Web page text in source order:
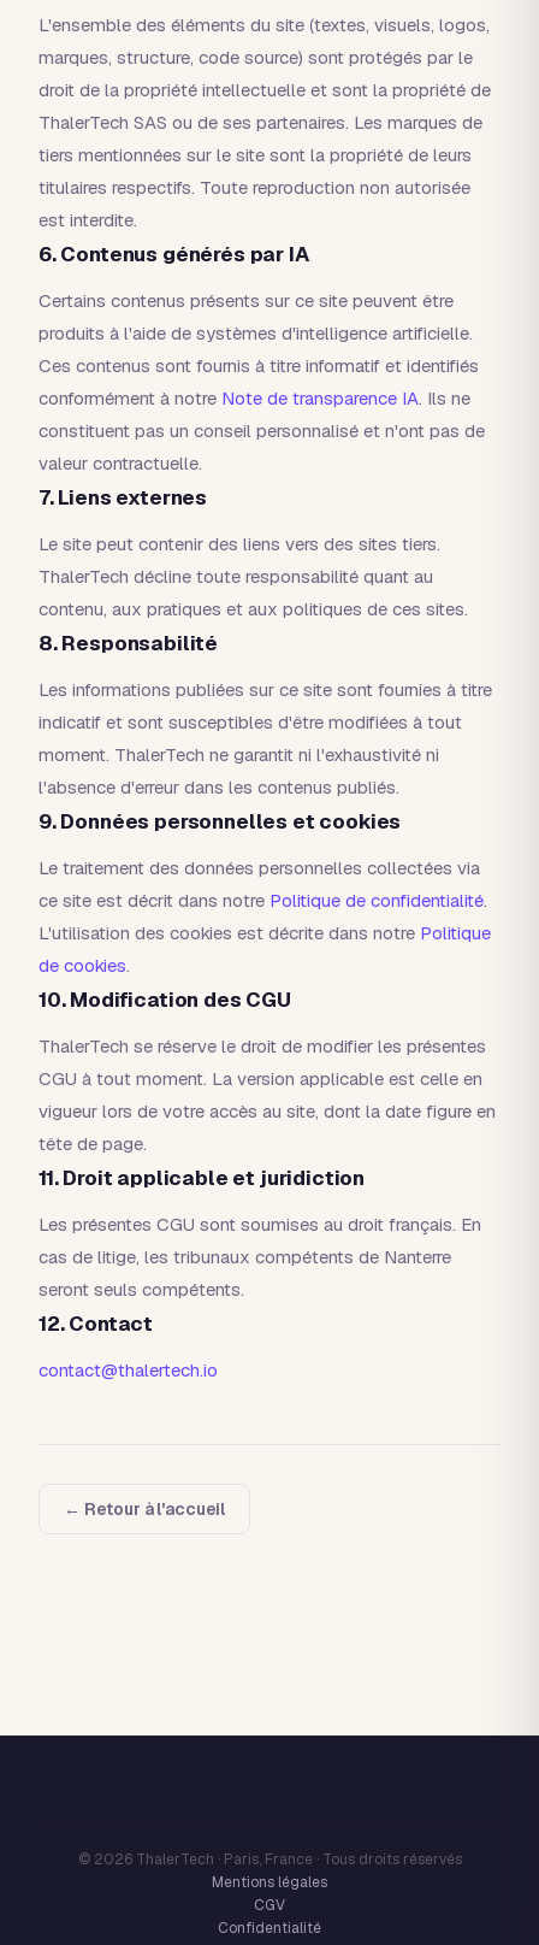
L'ensemble des éléments du site (textes, visuels, logos,
marques, structure, code source) sont protégés par le
droit de la propriété intellectuelle et sont la propriété de
ThalerTech SAS ou de ses partenaires. Les marques de
tiers mentionnées sur le site sont la propriété de leurs
titulaires respectifs. Toute reproduction non autorisée
est interdite.
6. Contenus générés par IA
Certains contenus présents sur ce site peuvent être
produits à l'aide de systèmes d'intelligence artificielle.
Ces contenus sont fournis à titre informatif et identifiés
conformément à notre Note de transparence IA. Ils ne
constituent pas un conseil personnalisé et n'ont pas de
valeur contractuelle.
7. Liens externes
Le site peut contenir des liens vers des sites tiers.
ThalerTech décline toute responsabilité quant au
contenu, aux pratiques et aux politiques de ces sites.
8. Responsabilité
Les informations publiées sur ce site sont fournies à titre
indicatif et sont susceptibles d'être modifiées à tout
moment. ThalerTech ne garantit ni l'exhaustivité ni
l'absence d'erreur dans les contenus publiés.
9. Données personnelles et cookies
Le traitement des données personnelles collectées via
ce site est décrit dans notre Politique de confidentialité.
L'utilisation des cookies est décrite dans notre Politique
de cookies.
10. Modification des CGU
ThalerTech se réserve le droit de modifier les présentes
CGU à tout moment. La version applicable est celle en
vigueur lors de votre accès au site, dont la date figure en
tête de page.
11. Droit applicable et juridiction
Les présentes CGU sont soumises au droit français. En
cas de litige, les tribunaux compétents de Nanterre
seront seuls compétents.
12. Contact
contact@thalertech.io
← Retour à l'accueil
© 2026 ThalerTech · Paris, France · Tous droits réservés
Mentions légales
CGV
Confidentialité